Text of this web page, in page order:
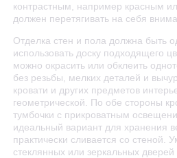
контрастным, например красным
должен перетягивать на себя
Отделка стен и пола должна быть
использовать доску подходящего
можно окрасить или обклеить
без резьбы, мелких деталей и
кровати и других предметов
геометрической. По обе стороны
тумбочки с прикроватным
идеальный вариант для хранения
практически сливается со стеной.
стеклянных или зеркальных